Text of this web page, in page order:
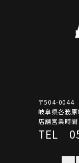
〒504-0044
岐阜県各務
店舗営業時
TEL